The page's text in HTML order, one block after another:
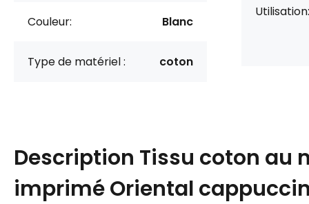
Couleur: Blanc
Type de matériel : coton
Utilisation:
Description Tissu coton au
imprimé Oriental